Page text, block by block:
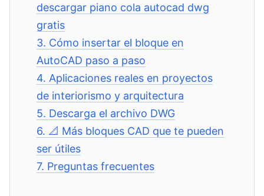
descargar piano cola autocad dwg
gratis
3. Cómo insertar el bloque en
AutoCAD paso a paso
4. Aplicaciones reales en proyectos
de interiorismo y arquitectura
5. Descarga el archivo DWG
6. 📐 Más bloques CAD que te pueden
ser útiles
7. Preguntas frecuentes